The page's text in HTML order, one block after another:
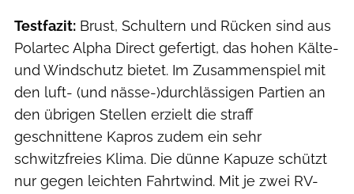
Testfazit: Brust, Schultern und Rücken sind aus
Polartec Alpha Direct gefertigt, das hohen Kälte-
und Windschutz bietet. Im Zusammenspiel mit
den luft- (und nässe-)durchlässigen Partien an
den übrigen Stellen erzielt die straff
geschnittene Kapros zudem ein sehr
schwitzfreies Klima. Die dünne Kapuze schützt
nur gegen leichten Fahrtwind. Mit je zwei RV-